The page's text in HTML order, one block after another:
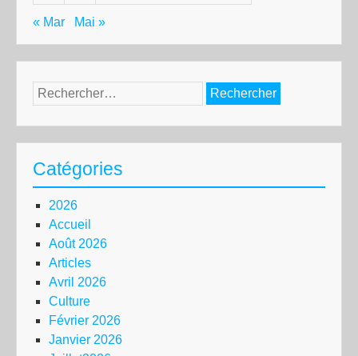
« Mar Mai »
Rechercher :
Catégories
2026
Accueil
Août 2026
Articles
Avril 2026
Culture
Février 2026
Janvier 2026